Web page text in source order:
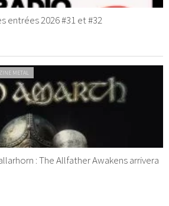
entrées 2026 #31 et #32
METAL
: The Allfather Awakens arrivera